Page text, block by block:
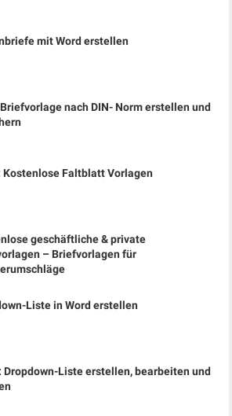
mit Word erstellen
nach DIN- Norm erstellen und
Kostenlose Faltblatt Vorlagen
geschäftliche & private
– Briefvorlagen für
Liste in Word erstellen
Dropdown-Liste erstellen, bearbeiten und